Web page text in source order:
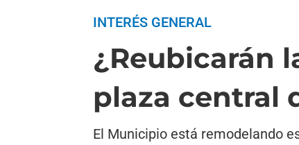
INTERÉS GENERAL
¿Reubicarán
plaza central
El Municipio está remodelando